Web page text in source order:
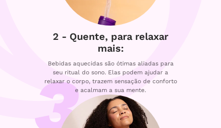
2 - Quente, para relaxar
mais:
Bebidas aquecidas são ótimas aliadas para
seu ritual do sono. Elas podem ajudar a
relaxar o corpo, trazem sensação de conforto
e acalmam a sua mente.